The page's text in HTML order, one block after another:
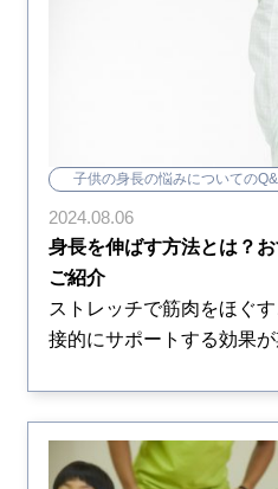
子供の身長の悩みについての
2024.08.06
身長を伸ばす方法とは？
ご紹介
ストレッチで筋肉をほぐ
接的にサポートする効果